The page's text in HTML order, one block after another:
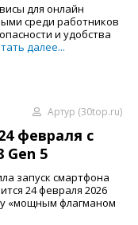
для онлайн
среди работников
и удобства
далее...
Артур (30top.ru)
февраля с
Gen 5
запуск смартфона
24 февраля 2026
«мощным флагманом